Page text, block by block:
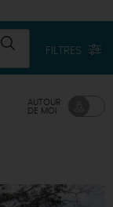
FILTRES
AUTOUR
DE MOI